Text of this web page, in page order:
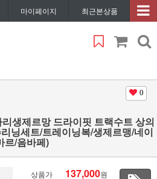
마이페이지 최근본상품
0
생제르망 드라이핏 트랙수트 상의
닝세트/트레이닝복/생제르맹/네이
르/음바페)
상품가 137,000원